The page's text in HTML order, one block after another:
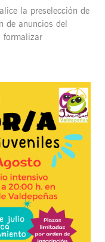
la preselección de
de anuncios del
formalizar